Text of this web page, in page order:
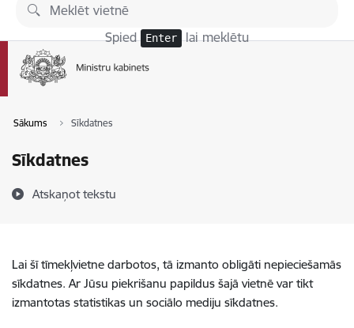
Pāriet uz lapas saturu
Spied Enter lai meklētu
Sākums Sīkdatnes
Sīkdatnes
Atskaņot tekstu
Lai šī tīmekļvietne darbotos, tā izmanto obligāti nepieciešamās
sīkdatnes. Ar Jūsu piekrišanu papildus šajā vietnē var tikt
izmantotas statistikas un sociālo mediju sīkdatnes.